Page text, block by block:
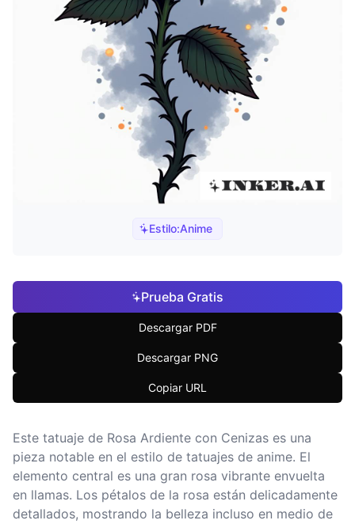
Estilo:Anime
Prueba Gratis
Descargar PDF
Descargar PNG
Copiar URL
Este tatuaje de Rosa Ardiente con Cenizas es una
pieza notable en el estilo de tatuajes de anime. El
elemento central es una gran rosa vibrante envuelta
en llamas. Los pétalos de la rosa están delicadamente
detallados, mostrando la belleza incluso en medio de